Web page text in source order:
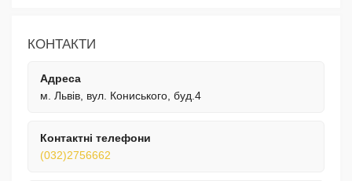
КОНТАКТИ
Адреса
м. Львів, вул. Кониського, буд.4
Контактні телефони
(032)2756662